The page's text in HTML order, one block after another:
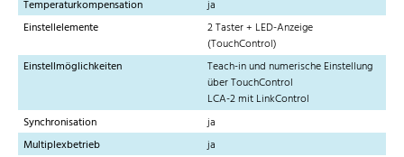
Temperaturkompensation
ja
Einstellelemente
2 Taster + LED-Anzeige
(TouchControl)
Einstellmöglichkeiten
Teach-in und numerische Einstellung
über TouchControl
LCA-2 mit LinkControl
Synchronisation
ja
Multiplexbetrieb
ja